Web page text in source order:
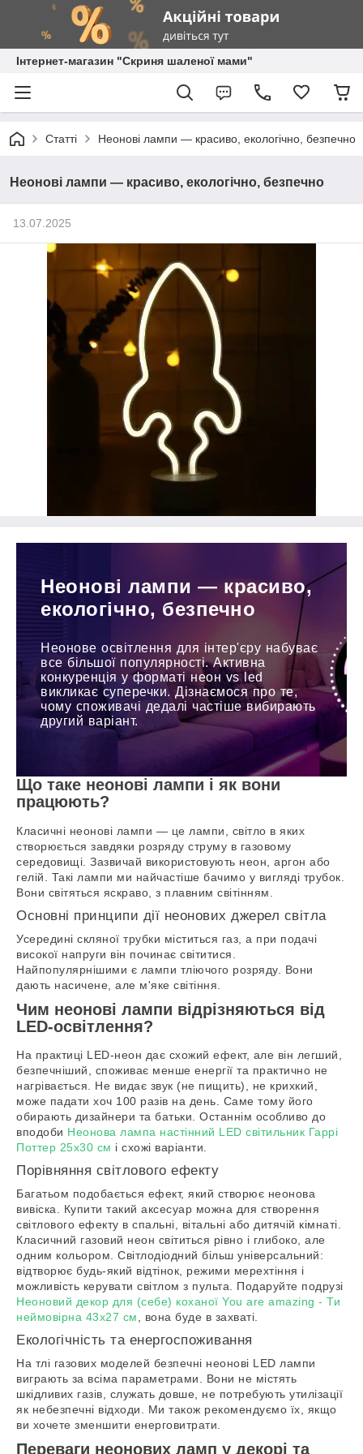
Інтернет-магазин "Скриня шаленої мами"
Статті Неонові лампи — красиво, екологічно, безпечно
Неонові лампи — красиво, екологічно, безпечно
13.07.2025
Неонові лампи — красиво,
екологічно, безпечно
Неонове освітлення для інтер'єру набуває
все більшої популярності. Активна
конкуренція у форматі неон vs led
викликає суперечки. Дізнаємося про те,
чому споживачі дедалі частіше вибирають
другий варіант.
Що таке неонові лампи і як вони
працюють?
Класичні неонові лампи — це лампи, світло в яких
створюється завдяки розряду струму в газовому
середовищі. Зазвичай використовують неон, аргон або
гелій. Такі лампи ми найчастіше бачимо у вигляді трубок.
Вони світяться яскраво, з плавним світінням.
Основні принципи дії неонових джерел світла
Усередині скляної трубки міститься газ, а при подачі
високої напруги він починає світитися.
Найпопулярнішими є лампи тліючого розряду. Вони
дають насичене, але м'яке світіння.
Чим неонові лампи відрізняються від
LED-освітлення?
На практиці LED-неон дає схожий ефект, але він легший,
безпечніший, споживає менше енергії та практично не
нагрівається. Не видає звук (не пищить), не крихкий,
може падати хоч 100 разів на день. Саме тому його
обирають дизайнери та батьки. Останнім особливо до
вподоби Неонова лампа настінний LED світильник Гаррі
Поттер 25x30 см і схожі варіанти.
Порівняння світлового ефекту
Багатьом подобається ефект, який створює неонова
вивіска. Купити такий аксесуар можна для створення
світлового ефекту в спальні, вітальні або дитячій кімнаті.
Класичний газовий неон світиться рівно і глибоко, але
одним кольором. Світлодіодний більш універсальний:
відтворює будь-який відтінок, режими мерехтіння і
можливість керувати світлом з пульта. Подаруйте подрузі
Неоновий декор для (себе) коханої You are amazing - Ти
неймовірна 43x27 см, вона буде в захваті.
Екологічність та енергоспоживання
На тлі газових моделей безпечні неонові LED лампи
виграють за всіма параметрами. Вони не містять
шкідливих газів, служать довше, не потребують утилізації
як небезпечні відходи. Ми також рекомендуємо їх, якщо
ви хочете зменшити енерговитрати.
Переваги неонових ламп у декорі та